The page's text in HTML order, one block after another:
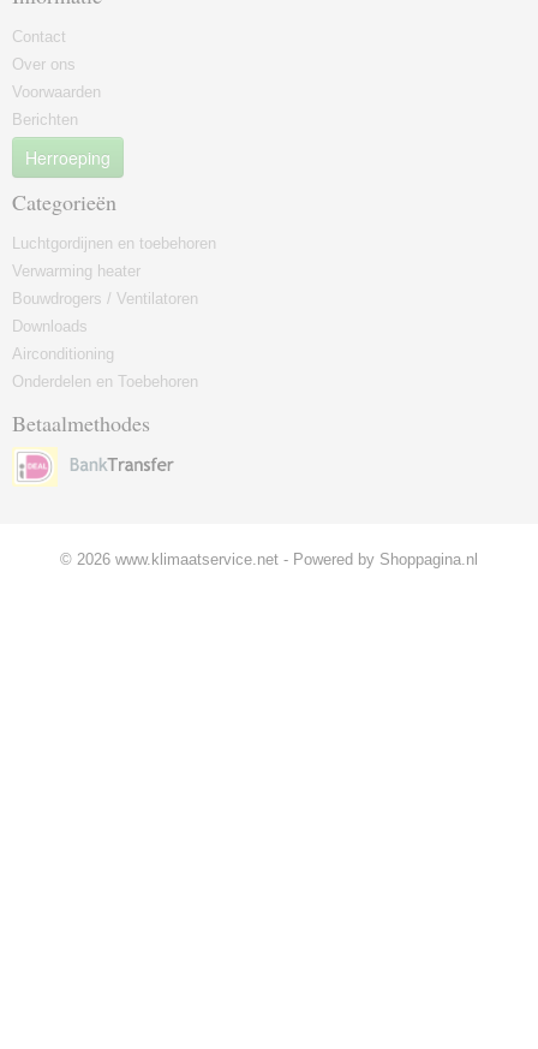
Contact
Over ons
Voorwaarden
Berichten
Herroeping
Categorieën
Luchtgordijnen en toebehoren
Verwarming heater
Bouwdrogers / Ventilatoren
Downloads
Airconditioning
Onderdelen en Toebehoren
Betaalmethodes
© 2026 www.klimaatservice.net - Powered by Shoppagina.nl